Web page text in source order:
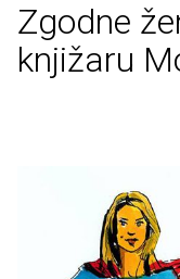
Zgodne
knjižaru